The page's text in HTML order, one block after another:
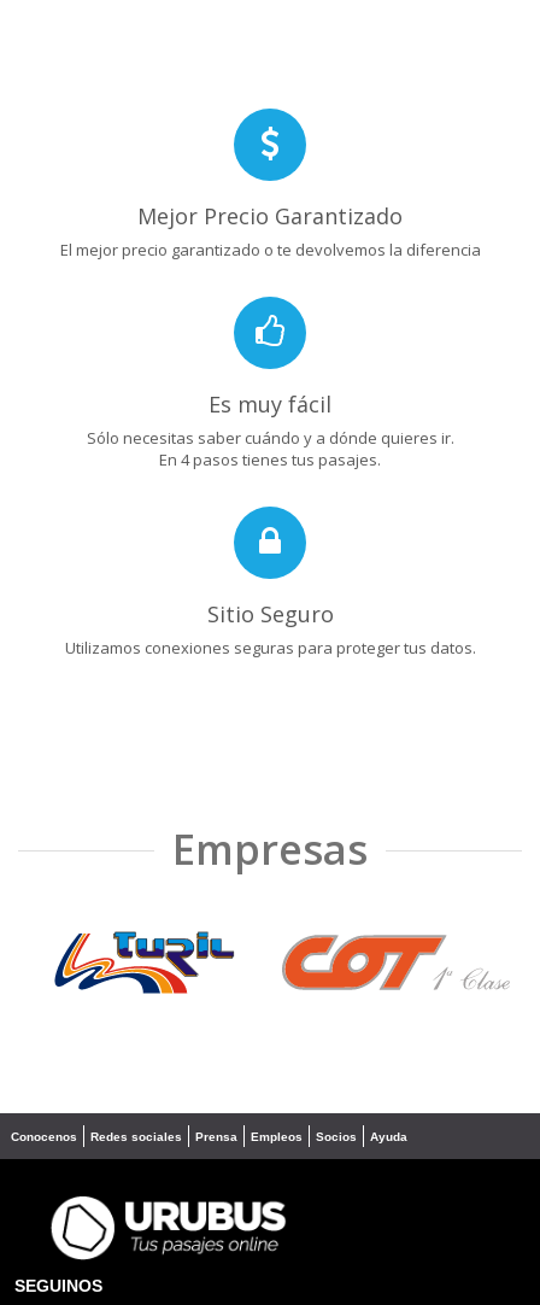
Mejor Precio Garantizado
El mejor precio garantizado o te devolvemos la diferencia
Es muy fácil
Sólo necesitas saber cuándo y a dónde quieres ir.
En 4 pasos tienes tus pasajes.
Sitio Seguro
Utilizamos conexiones seguras para proteger tus datos.
Empresas
❮ ❯
Conocenos Redes sociales Prensa Empleos Socios Ayuda
SEGUINOS